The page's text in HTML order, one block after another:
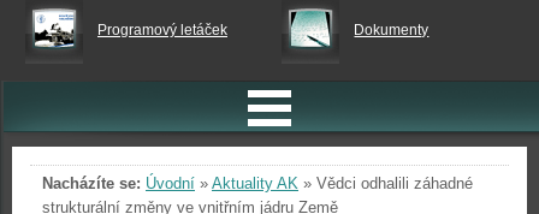
Programový letáček Dokumenty
Nacházíte se: Úvodní » Aktuality AK » Vědci odhalili záhadné
strukturální změny ve vnitřním jádru Země